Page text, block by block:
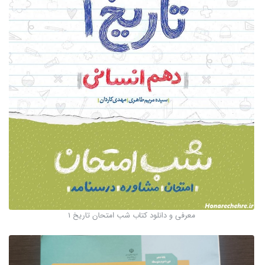
معرفی و دانلود کتاب شب امتحان تاریخ 1